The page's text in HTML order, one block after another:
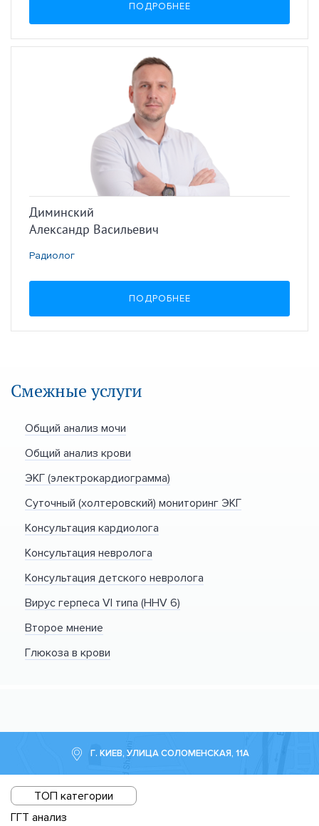
ПОДРОБНЕЕ
Диминский
Александр Васильевич
Радиолог
ПОДРОБНЕЕ
Смежные услуги
Общий анализ мочи
Общий анализ крови
ЭКГ (электрокардиограмма)
Суточный (холтеровский) мониторинг ЭКГ
Консультация кардиолога
Консультация невролога
Консультация детского невролога
Вирус герпеса VI типа (HHV 6)
Второе мнение
Глюкоза в крови
Г. КИЕВ, УЛИЦА СОЛОМЕНСКАЯ, 11А
ТОП категории
ГГТ анализ